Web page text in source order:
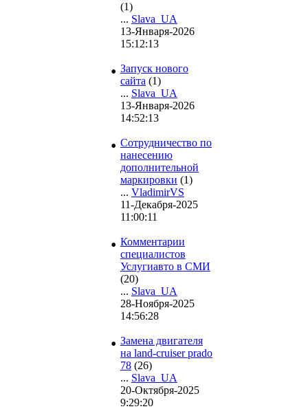
(1)
... Slava_UA
13-Января-2026
15:12:13
• Запуск нового
сайта (1)
... Slava_UA
13-Января-2026
14:52:13
• Сотрудничество по
нанесению
дополнительной
маркировки (1)
... VladimirVS
11-Декабря-2025
11:00:11
• Комментарии
специалистов
Услугиавто в СМИ
(20)
... Slava_UA
28-Ноября-2025
14:56:28
• Замена двигателя
на land-cruiser prado
78 (26)
... Slava_UA
20-Октября-2025
9:29:20